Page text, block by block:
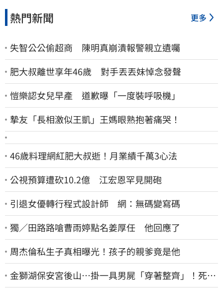
熱門新聞 更多
失智公公偷超商 陳明真崩潰報警親立遺囑
肥大叔離世享年46歲 對手丟丟妹悼念發聲
愷樂認女兒早產 道歉曝「一度裝呼吸機」
摯友「長相激似王凱」王媽眼熟抱著痛哭！
46歲料理網紅肥大叔逝！月業績千萬3心法
公視預算遭砍10.2億 江宏恩罕見開砲
引退女優轉行程式設計師 網：無碼變寫碼
獨／田路路嗆曹雨婷點名姜厚任 他回應了
周杰倫私生子真相曝光！孩子的親爹竟是他
金獅湖保安宮後山…掛一具男屍「穿著整齊」！死者